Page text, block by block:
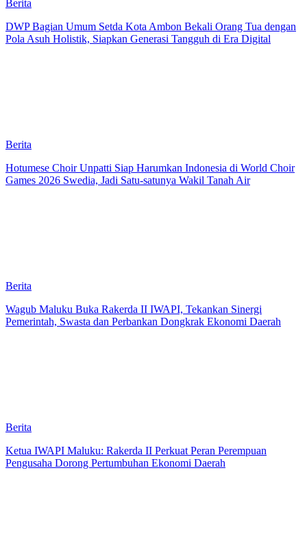
Berita
DWP Bagian Umum Setda Kota Ambon Bekali Orang Tua dengan
Pola Asuh Holistik, Siapkan Generasi Tangguh di Era Digital
Berita
Hotumese Choir Unpatti Siap Harumkan Indonesia di World Choir
Games 2026 Swedia, Jadi Satu-satunya Wakil Tanah Air
Berita
Wagub Maluku Buka Rakerda II IWAPI, Tekankan Sinergi
Pemerintah, Swasta dan Perbankan Dongkrak Ekonomi Daerah
Berita
Ketua IWAPI Maluku: Rakerda II Perkuat Peran Perempuan
Pengusaha Dorong Pertumbuhan Ekonomi Daerah